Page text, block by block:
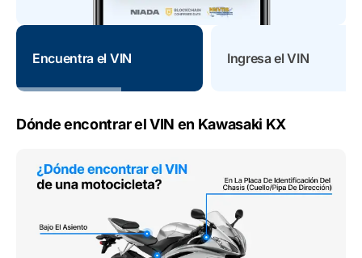
Encuentra el VIN Ingresa el VIN
Dónde encontrar el VIN en Kawasaki KX